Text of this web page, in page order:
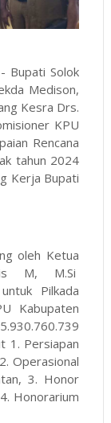
- Bupati Solok
Medison,
Kesra Drs.
KPU
Rencana
tahun 2024
Kerja Bupati
oleh Ketua
M, M.Si
Pilkada
Kabupaten
1. Persiapan
Operasional
3. Honor
Honorarium